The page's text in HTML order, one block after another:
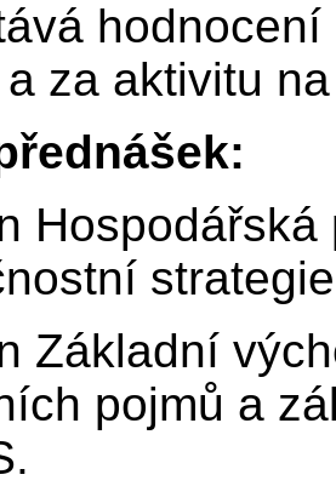
za aktivitu
Základní
pojmů a